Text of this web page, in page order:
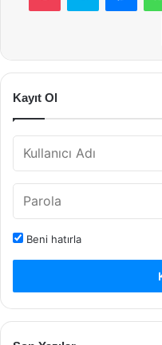
Kayıt Ol
Beni hatırla